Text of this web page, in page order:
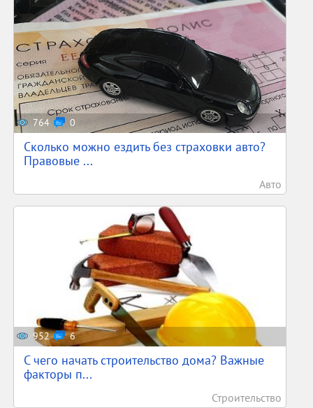
764 0
Сколько можно ездить без страховки авто?
Правовые ...
Авто
952 6
С чего начать строительство дома? Важные
факторы п...
Строительство